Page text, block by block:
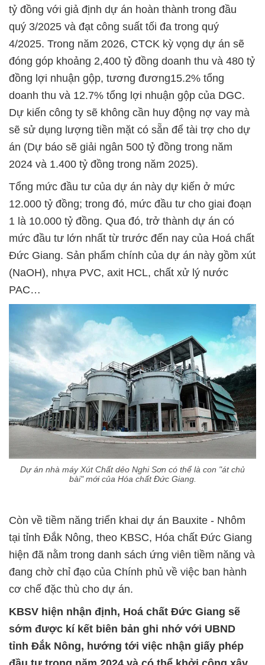
tỷ đồng với giả định dự án hoàn thành trong đầu
quý 3/2025 và đạt công suất tối đa trong quý
4/2025. Trong năm 2026, CTCK kỳ vọng dự án sẽ
đóng góp khoảng 2,400 tỷ đồng doanh thu và 480 tỷ
đồng lợi nhuận gộp, tương đương15.2% tổng
doanh thu và 12.7% tổng lợi nhuận gộp của DGC.
Dự kiến công ty sẽ không cần huy động nợ vay mà
sẽ sử dụng lượng tiền mặt có sẵn để tài trợ cho dự
án (Dự báo sẽ giải ngân 500 tỷ đồng trong năm
2024 và 1.400 tỷ đồng trong năm 2025).
Tổng mức đầu tư của dự án này dự kiến ở mức
12.000 tỷ đồng; trong đó, mức đầu tư cho giai đoạn
1 là 10.000 tỷ đồng. Qua đó, trở thành dự án có
mức đầu tư lớn nhất từ trước đến nay của Hoá chất
Đức Giang. Sản phẩm chính của dự án này gồm xút
(NaOH), nhựa PVC, axit HCL, chất xử lý nước
PAC…
Dự án nhà máy Xút Chất dẻo Nghi Sơn có thể là con "át chủ
bài" mới của Hóa chất Đức Giang.
Còn về tiềm năng triển khai dự án Bauxite - Nhôm
tại tỉnh Đắk Nông, theo KBSC, Hóa chất Đức Giang
hiện đã nằm trong danh sách ứng viên tiềm năng và
đang chờ chỉ đạo của Chính phủ về việc ban hành
cơ chế đặc thù cho dự án.
KBSV hiện nhận định, Hoá chất Đức Giang sẽ
sớm được kí kết biên bản ghi nhớ với UBND
tỉnh Đắk Nông, hướng tới việc nhận giấy phép